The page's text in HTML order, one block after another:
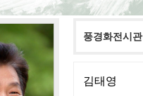
풍경화전시관
김태영